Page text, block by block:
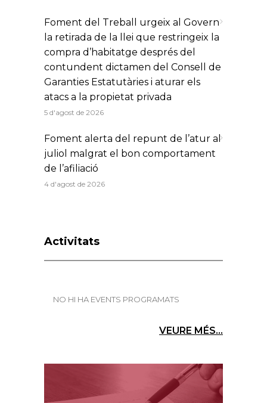
Foment del Treball urgeix al Govern
la retirada de la llei que restringeix la
compra d’habitatge després del
contundent dictamen del Consell de
Garanties Estatutàries i aturar els
atacs a la propietat privada
5 d'agost de 2026
Foment alerta del repunt de l’atur al
juliol malgrat el bon comportament
de l’afiliació
4 d'agost de 2026
Activitats
NO HI HA EVENTS PROGRAMATS
VEURE MÉS...